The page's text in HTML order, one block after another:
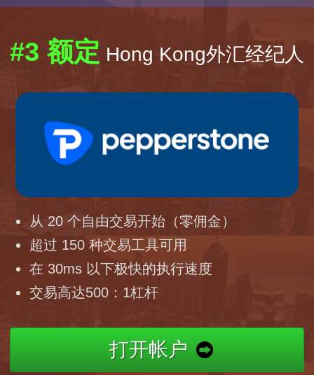
#3 额定 Hong Kong外汇经纪人
从 20 个自由交易开始（零佣金）
超过 150 种交易工具可用
在 30ms 以下极快的执行速度
交易高达500：1杠杆
打开帐户